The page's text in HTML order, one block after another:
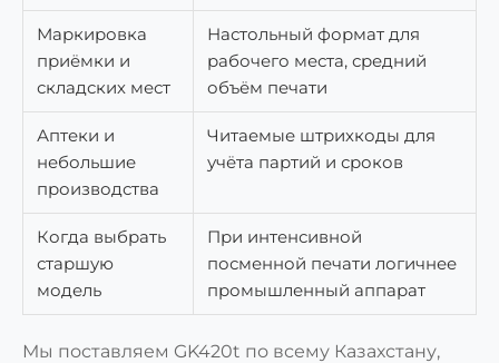
Маркировка
приёмки и
складских мест
Настольный формат для
рабочего места, средний
объём печати
Аптеки и
небольшие
производства
Читаемые штрихкоды для
учёта партий и сроков
Когда выбрать
старшую
модель
При интенсивной
посменной печати логичнее
промышленный аппарат
Мы поставляем GK420t по всему Казахстану,